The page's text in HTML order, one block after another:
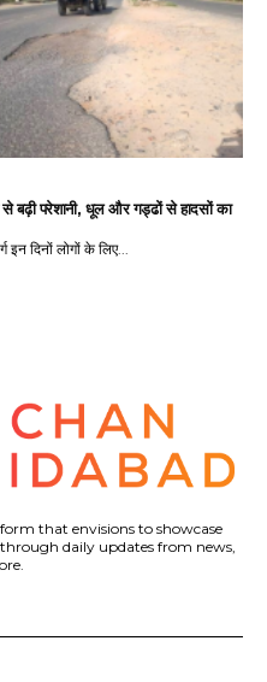
से बढ़ी परेशानी, धूल और गड्ढों से हादसों का
इन दिनों लोगों के लिए...
that envisions to showcase
daily updates from news,